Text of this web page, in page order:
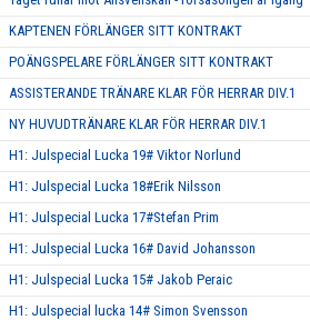
KAPTENEN FÖRLÄNGER SITT KONTRAKT
POÄNGSPELARE FÖRLÄNGER SITT KONTRAKT
ASSISTERANDE TRÄNARE KLAR FÖR HERRAR DIV.1
NY HUVUDTRÄNARE KLAR FÖR HERRAR DIV.1
H1: Julspecial Lucka 19# Viktor Norlund
H1: Julspecial Lucka 18#Erik Nilsson
H1: Julspecial Lucka 17#Stefan Prim
H1: Julspecial Lucka 16# David Johansson
H1: Julspecial Lucka 15# Jakob Peraic
H1: Julspecial lucka 14# Simon Svensson